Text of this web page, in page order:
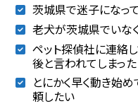
茨城県で迷子になっ
老犬が茨城県でいな
ペット探偵社に連絡
後と言われてしまった
とにかく早く動き始
頼したい